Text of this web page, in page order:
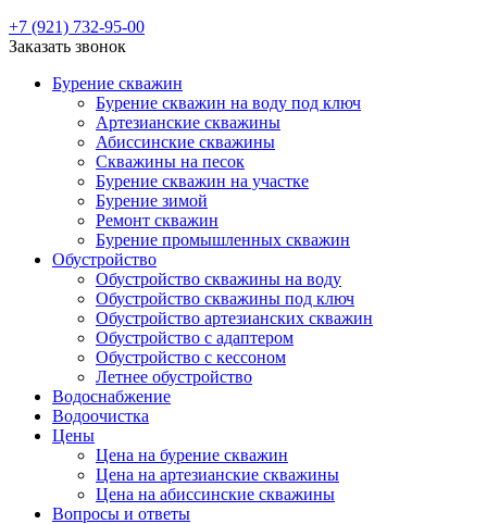
+7 (921) 732-95-00
Заказать звонок
Бурение скважин
Бурение скважин на воду под ключ
Артезианские скважины
Абиссинские скважины
Скважины на песок
Бурение скважин на участке
Бурение зимой
Ремонт скважин
Бурение промышленных скважин
Обустройство
Обустройство скважины на воду
Обустройство скважины под ключ
Обустройство артезианских скважин
Обустройство с адаптером
Обустройство с кессоном
Летнее обустройство
Водоснабжение
Водоочистка
Цены
Цена на бурение скважин
Цена на артезианские скважины
Цена на абиссинские скважины
Вопросы и ответы